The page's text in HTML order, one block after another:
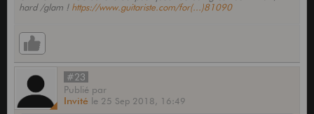
hard /glam ! https://www.guitariste.com/for(...)81090
#23
Publié par
Invité le 25 Sep 2018, 16:49